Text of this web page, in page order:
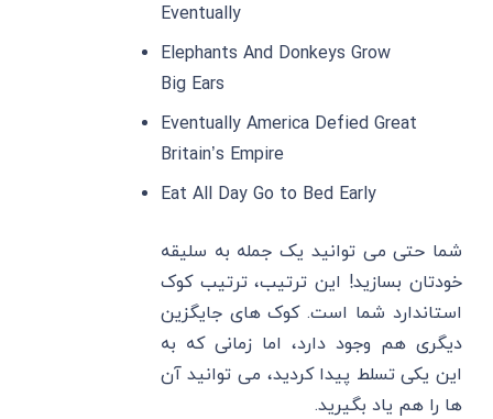
Eventually
Elephants And Donkeys Grow
Big Ears
Eventually America Defied Great
Britain’s Empire
Eat All Day Go to Bed Early
شما حتی می توانید یک جمله به سلیقه
خودتان بسازید! این ترتیب، ترتیب کوک
استاندارد شما است. کوک های جایگزین
دیگری هم وجود دارد، اما زمانی که به
این یکی تسلط پیدا کردید، می توانید آن
ها را هم یاد بگیرید.